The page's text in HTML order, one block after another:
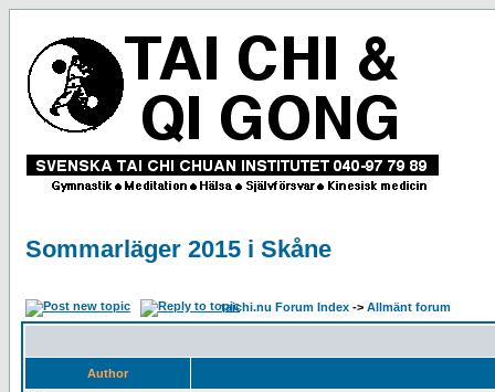
Sommarläger 2015 i Skåne
taichi.nu Forum Index -> Allmänt forum
Author